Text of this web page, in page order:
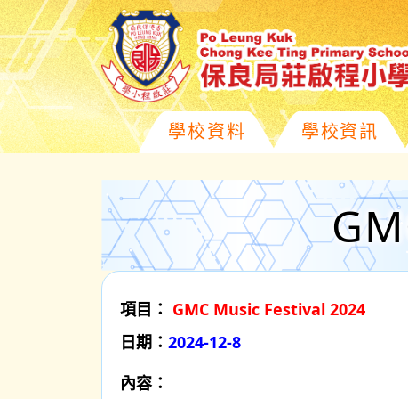
學校資料 學校資訊
項目： GMC Music Festival 2024
日期： 2024-12-8
內容：